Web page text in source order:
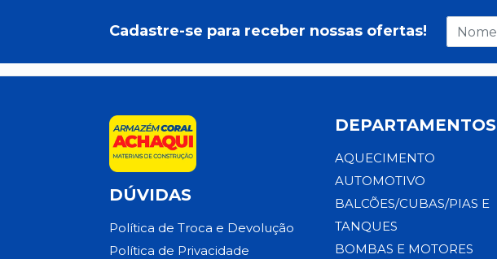
Cadastre-se para receber nossas ofertas!
DÚVIDAS
Política de Troca e Devolução
Política de Privacidade
DEPARTAMENTOS
AQUECIMENTO
AUTOMOTIVO
BALCÕES/CUBAS/PIAS E
TANQUES
BOMBAS E MOTORES